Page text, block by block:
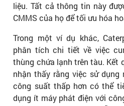
liệu. Tất cả thông tin này
CMMS của họ để tối ưu hóa
Trong một ví dụ khác,
phân tích chi tiết về việc
thùng chứa lạnh trên tàu. Kết
nhận thấy rằng việc sử dụng
công suất thấp hơn có thể
dụng ít máy phát điện với